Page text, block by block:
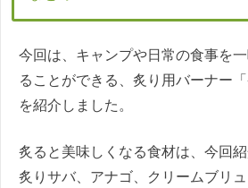
今回は、キャンプや日常の食事を
ることができる、炙り用バーナー
を紹介しました。
炙ると美味しくなる食材は、今回
炙りサバ、アナゴ、クリームブリ